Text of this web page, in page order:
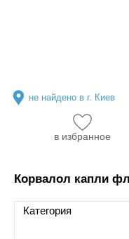
не найдено в г. Киев
в избранное
Корвалол капли
Категория